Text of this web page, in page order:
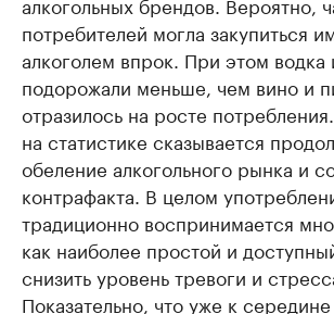
потребителей могла закупиться
алкоголем впрок. При этом водка
подорожали меньше, чем вино и
отразилось на росте
на статистике сказывается
обеление алкогольного рынка и
контрафакта. В целом
традиционно воспринимается
как наиболее простой и
снизить уровень тревоги и
Показательно, что уже к